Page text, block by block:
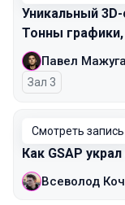
Уникальный
Тонны графики,
Павел Мажуга
Зал 3
Смотреть запись
Как GSAP
Всеволод